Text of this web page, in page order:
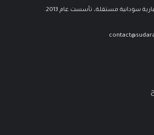
سودانية مستقلة، تأسست عام 2013.